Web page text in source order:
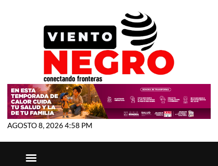
AGOSTO 8, 2026 4:58 PM